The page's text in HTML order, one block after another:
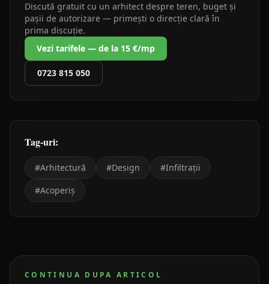
Discută gratuit cu un arhitect despre teren, buget și
pașii de autorizare — primești o direcție clară în
prima discuție.
Vezi tarifele — de la 15 €/mp
0723 815 050
Tag-uri:
#Arhitectură #Design #Infiltrații
#Acoperiș
CONTINUA DUPA ARTICOL